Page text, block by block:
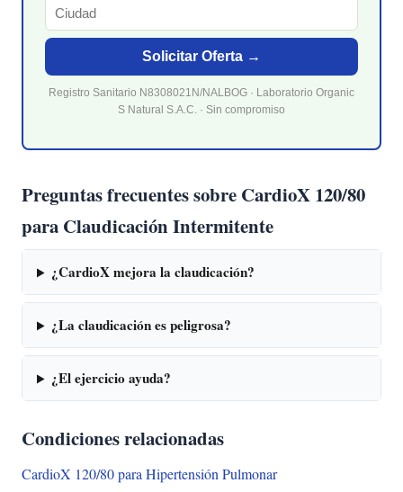
Solicitar Oferta →
Registro Sanitario N8308021N/NALBOG · Laboratorio Organic
S Natural S.A.C. · Sin compromiso
Preguntas frecuentes sobre CardioX 120/80
para Claudicación Intermitente
¿CardioX mejora la claudicación?
¿La claudicación es peligrosa?
¿El ejercicio ayuda?
Condiciones relacionadas
CardioX 120/80 para Hipertensión Pulmonar